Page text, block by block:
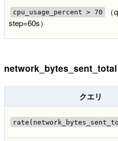
cpu_usage_percent > 70
step=60s）
クエリ